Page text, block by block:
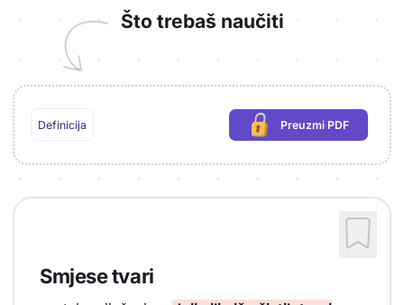
Što trebaš naučiti
Definicija Preuzmi PDF
(potrebna prijava)
Smjese tvari